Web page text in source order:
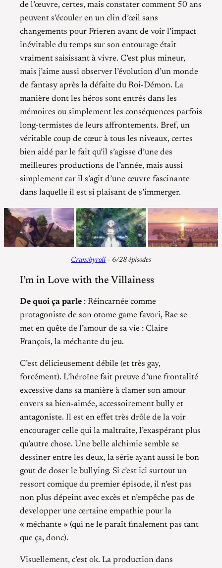
de l’œuvre, certes, mais constater comment 50 ans
peuvent s’écouler en un clin d’œil sans
changements pour Frieren avant de voir l’impact
inévitable du temps sur son entourage était
vraiment saisissant à vivre. C’est plus mineur,
mais j’aime aussi observer l’évolution d’un monde
de fantasy après la défaite du Roi-Démon. La
manière dont les héros sont entrés dans les
mémoires ou simplement les conséquences parfois
long-termistes de leurs affrontements. Bref, un
véritable coup de cœur à tous les niveaux, certes
bien aidé par le fait qu’il s’agisse d’une des
meilleures productions de l’année, mais aussi
simplement car il s’agit d’une œuvre fascinante
dans laquelle il est si plaisant de s’immerger.
Crunchyroll – 6/28 épisodes
I’m in Love with the Villainess
De quoi ça parle : Réincarnée comme
protagoniste de son otome game favori, Rae se
met en quête de l’amour de sa vie : Claire
François, la méchante du jeu.
C’est délicieusement débile (et très gay,
forcément). L’héroïne fait preuve d’une frontalité
excessive dans sa manière à clamer son amour
envers sa bien-aimée, accessoirement bully et
antagoniste. Il est en effet très drôle de la voir
encourager celle qui la maltraite, l’exaspérant plus
qu’autre chose. Une belle alchimie semble se
dessiner entre les deux, la série ayant aussi le bon
gout de doser le bullying. Si c’est ici surtout un
ressort comique du premier épisode, il n’est pas
non plus dépeint avec excès et n’empêche pas de
developper une certaine empathie pour la
« méchante » (qui ne le paraît finalement pas tant
que ça, donc).
Visuellement, c’est ok. La production dans